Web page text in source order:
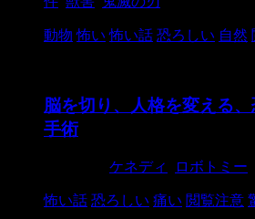
動物 怖い 怖い話 恐ろしい 自然
脳を切り、人格を変える
手術
ケネディ ロボトミー
怖い話 恐ろしい 痛い 閲覧注意